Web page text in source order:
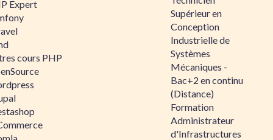
Expert
cours PHP
Supérieur en
Conception
Industrielle de
Systèmes
Mécaniques -
Bac+2 en continu
(Distance)
Formation
Administrateur
d'Infrastructures